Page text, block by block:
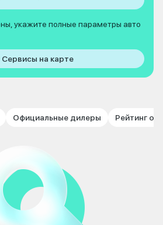
укажите полные параметры авто
Сервисы на карте
Официальные дилеры Рейтинг